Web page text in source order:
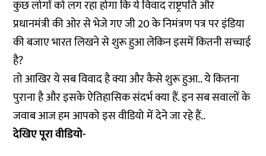
कुछ लोगों को लग रहा होगा कि ये विवाद राष्ट्रपति और
प्रधानमंत्री की ओर से भेजे गए जी 20 के निमंत्रण पत्र पर इंडिया
की बजाए भारत लिखने से शुरू हुआ लेकिन इसमें कितनी सच्चाई
है?
तो आखिर ये सब विवाद है क्या और कैसे शुरू हुआ.. ये कितना
पुराना है और इसके ऐतिहासिक संदर्भ क्या हैं. इन सब सवालों के
जवाब आज हम आपको इस वीडियो में देने जा रहे हैं..
देखिए पूरा वीडियो-